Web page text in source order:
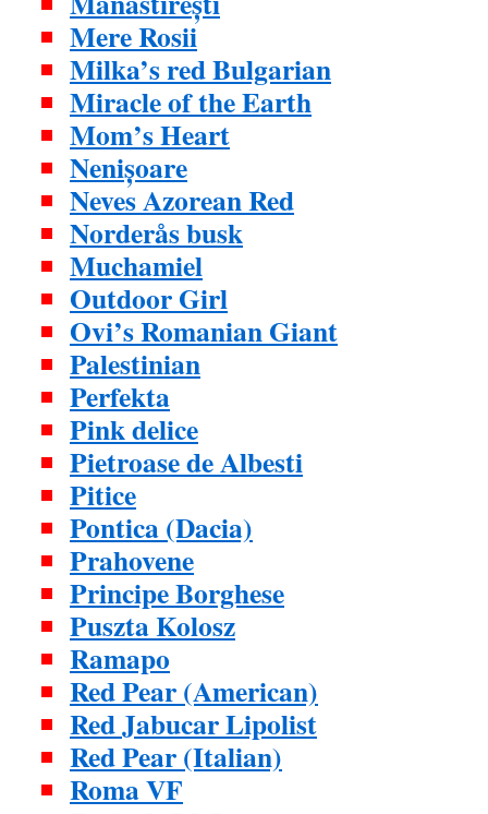
Mere Rosii
Milka’s red Bulgarian
Miracle of the Earth
Mom’s Heart
Nenișoare
Neves Azorean Red
Norderås busk
Muchamiel
Outdoor Girl
Ovi’s Romanian Giant
Palestinian
Perfekta
Pink delice
Pietroase de Albesti
Pitice
Pontica (Dacia)
Prahovene
Principe Borghese
Puszta Kolosz
Ramapo
Red Pear (American)
Red Jabucar Lipolist
Red Pear (Italian)
Roma VF